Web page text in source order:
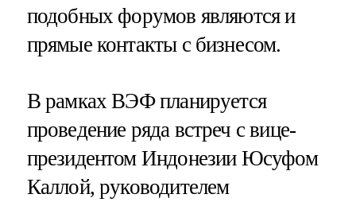
подобных форумов являются и
прямые контакты с бизнесом.
В рамках ВЭФ планируется
проведение ряда встреч с вице-
президентом Индонезии Юсуфом
Каллой, руководителем